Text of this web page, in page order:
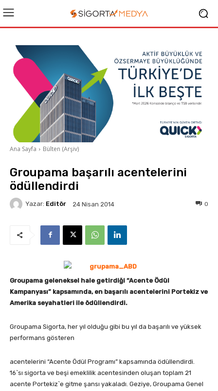
Ana Sayfa Bülten (Arşiv)
Groupama başarılı acentelerini
ödüllendirdi
Yazar: Editör 24 Nisan 2014 0
Groupama geleneksel hale getirdiği “Acente Ödül
Kampanyası” kapsamında, en başarılı acentelerini Portekiz ve
Amerika seyahatleri ile ödüllendirdi.
Groupama Sigorta, her yıl olduğu gibi bu yıl da başarılı ve yüksek
performans gösteren
acentelerini “Acente Ödül Programı” kapsamında ödüllendirdi.
16`sı sigorta ve beşi emeklilik acentesinden oluşan toplam 21
acente Portekiz`e gitme şansı yakaladı. Geziye, Groupama Genel